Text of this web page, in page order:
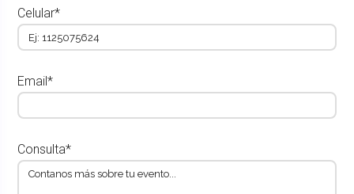
Celular*
Email*
Consulta*